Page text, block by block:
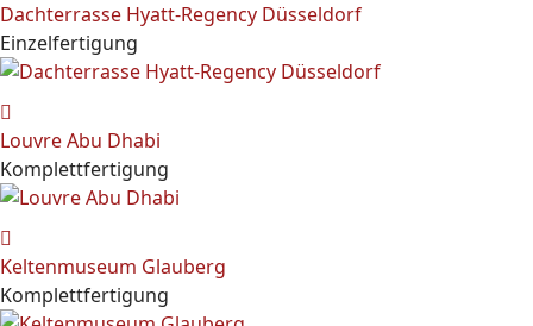
Dachterrasse Hyatt-Regency Düsseldorf
Einzelfertigung
Louvre Abu Dhabi
Komplettfertigung
Keltenmuseum Glauberg
Komplettfertigung